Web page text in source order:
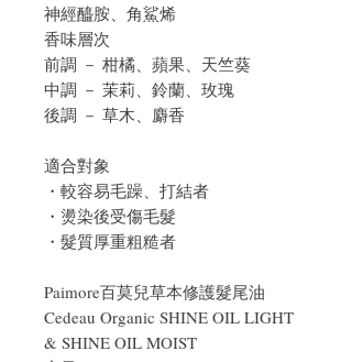
神經醯胺、角鯊烯
香味層次
前調 － 柑橘、蘋果、天竺葵
中調 － 茉莉、鈴蘭、玫瑰
後調 － 草木、麝香
適合對象
・較容易毛躁、打結者
・燙染後受傷毛髮
・髮質厚重粗糙者
Paimore百莫兒草本修護髮尾油
Cedeau Organic SHINE OIL LIGHT
& SHINE OIL MOIST